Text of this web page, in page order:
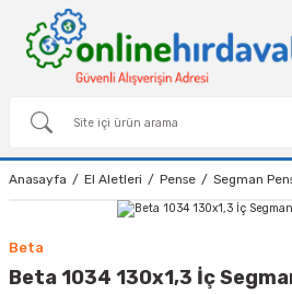
Anasayfa El Aletleri Pense Segman
Beta
Beta 1034 130x1,3 İç